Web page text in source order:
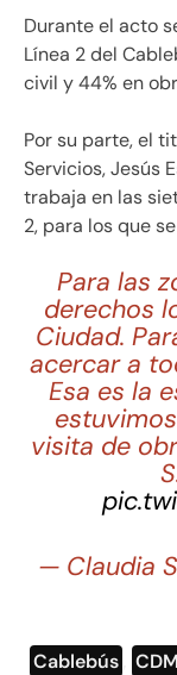
Durante el acto
Línea 2 del
civil y 44% en
Por su parte, el
Servicios, Jesús
trabaja en las
2, para los que
Para las
derechos
Ciudad.
acercar a
Esa es la
visita de
— Claudia
Cablebús